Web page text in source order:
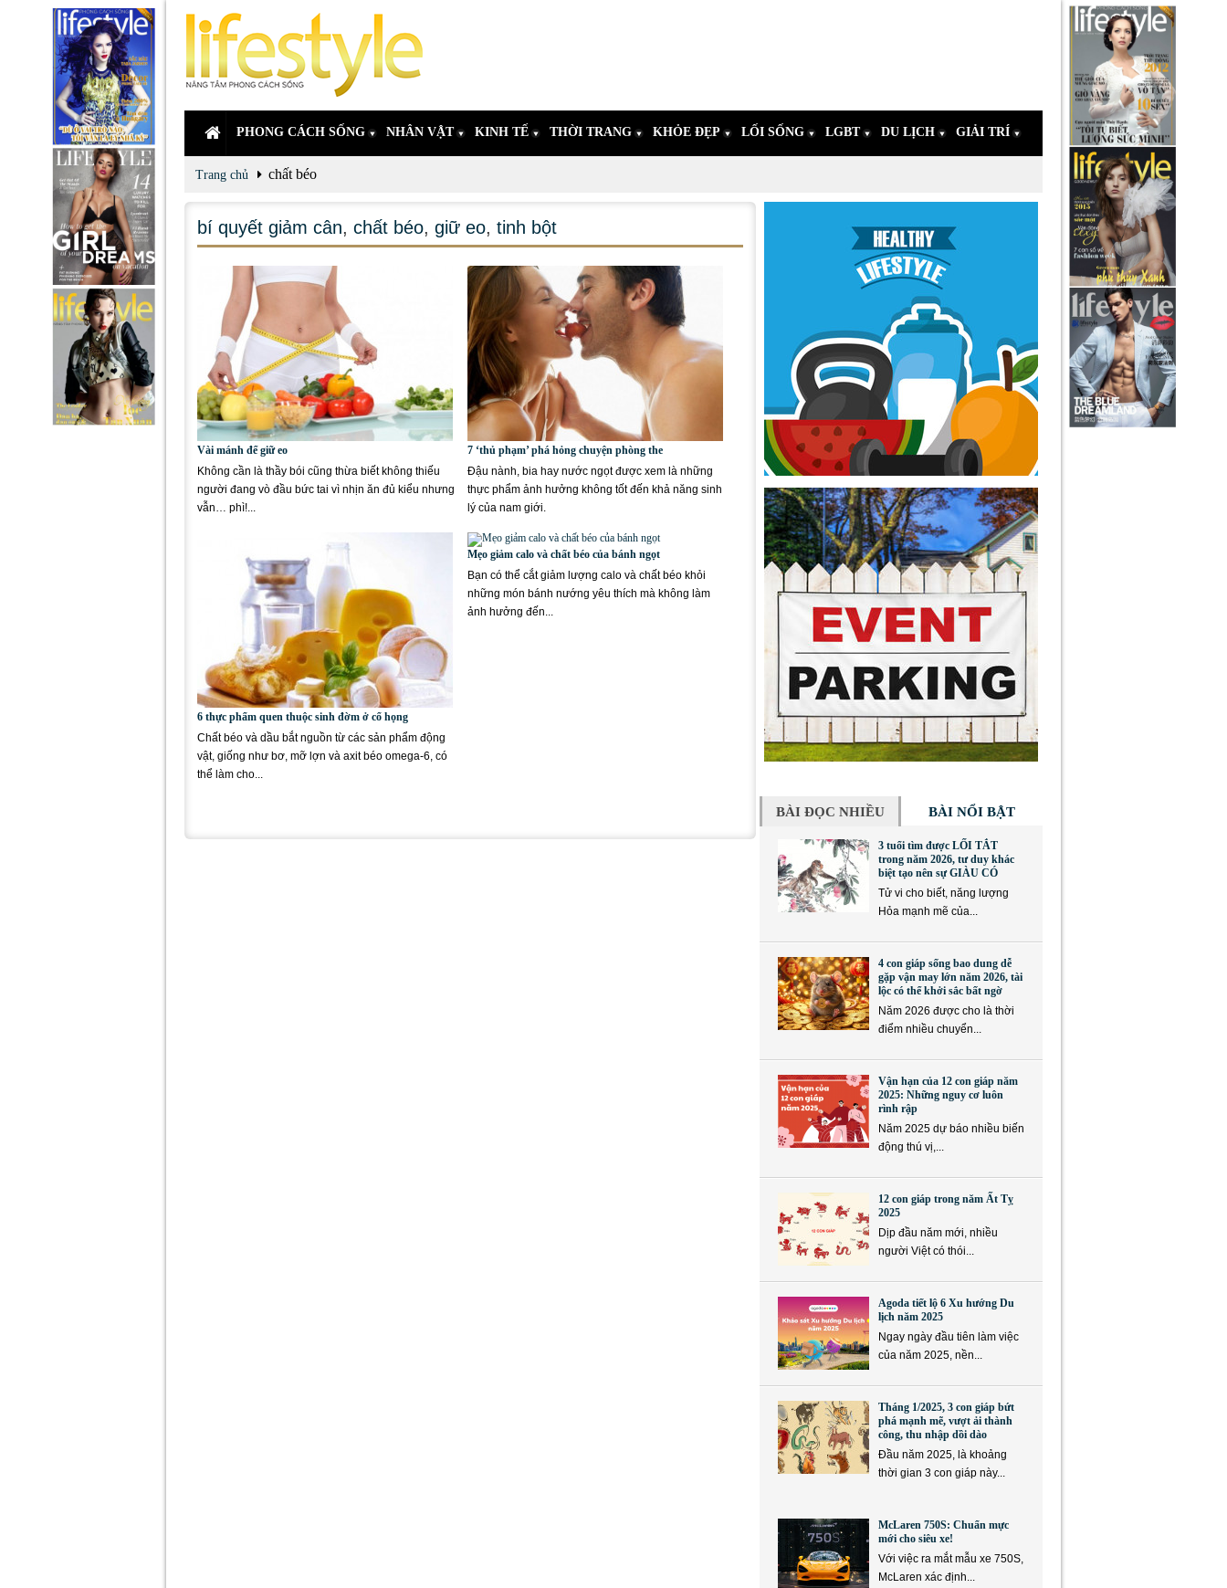
PHONG CÁCH SỐNG NHÂN VẬT KINH TẾ THỜI TRANG KHỎE ĐẸP LỐI SỐNG LGBT DU LỊCH GIẢI TRÍ
Trang chủ chất béo
bí quyết giảm cân, chất béo, giữ eo, tinh bột
Vài mánh để giữ eo
Không cần là thầy bói cũng thừa biết không thiếu
người đang vò đầu bức tai vì nhịn ăn đủ kiểu nhưng
vẫn… phì!...
7 ‘thủ phạm’ phá hỏng chuyện phòng the
Đậu nành, bia hay nước ngọt được xem là những
thực phẩm ảnh hưởng không tốt đến khả năng sinh
lý của nam giới.
6 thực phẩm quen thuộc sinh đờm ở cổ họng
Chất béo và dầu bắt nguồn từ các sản phẩm động
vật, giống như bơ, mỡ lợn và axit béo omega-6, có
thể làm cho...
Mẹo giảm calo và chất béo của bánh ngọt
Bạn có thể cắt giảm lượng calo và chất béo khỏi
những món bánh nướng yêu thích mà không làm
ảnh hưởng đến...
BÀI ĐỌC NHIỀU BÀI NỔI BẬT
3 tuổi tìm được LỐI TẮT
trong năm 2026, tư duy khác
biệt tạo nên sự GIÀU CÓ
Tử vi cho biết, năng lượng
Hỏa mạnh mẽ của...
4 con giáp sống bao dung dễ
gặp vận may lớn năm 2026, tài
lộc có thể khởi sắc bất ngờ
Năm 2026 được cho là thời
điểm nhiều chuyển...
Vận hạn của 12 con giáp năm
2025: Những nguy cơ luôn
rình rập
Năm 2025 dự báo nhiều biến
động thú vị,...
12 con giáp trong năm Ất Tỵ
2025
Dịp đầu năm mới, nhiều
người Việt có thói...
Agoda tiết lộ 6 Xu hướng Du
lịch năm 2025
Ngay ngày đầu tiên làm việc
của năm 2025, nền...
Tháng 1/2025, 3 con giáp bứt
phá mạnh mẽ, vượt ải thành
công, thu nhập dồi dào
Đầu năm 2025, là khoảng
thời gian 3 con giáp này...
McLaren 750S: Chuẩn mực
mới cho siêu xe!
Với việc ra mắt mẫu xe 750S,
McLaren xác định...